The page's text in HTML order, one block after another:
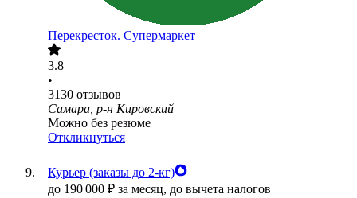
Перекресток. Супермаркет
3.8
•
3130 отзывов
Самара, р-н Кировский
Можно без резюме
Откликнуться
Курьер (заказы до 2-кг)
до 190 000 ₽ за месяц, до вычета налогов